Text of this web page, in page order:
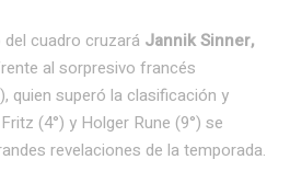
cuadro cruzará Jannik Sinner,
al sorpresivo francés
quien superó la clasificación y
(4°) y Holger Rune (9°) se
revelaciones de la temporada.